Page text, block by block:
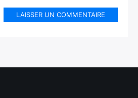
LAISSER UN COMMENTAIRE